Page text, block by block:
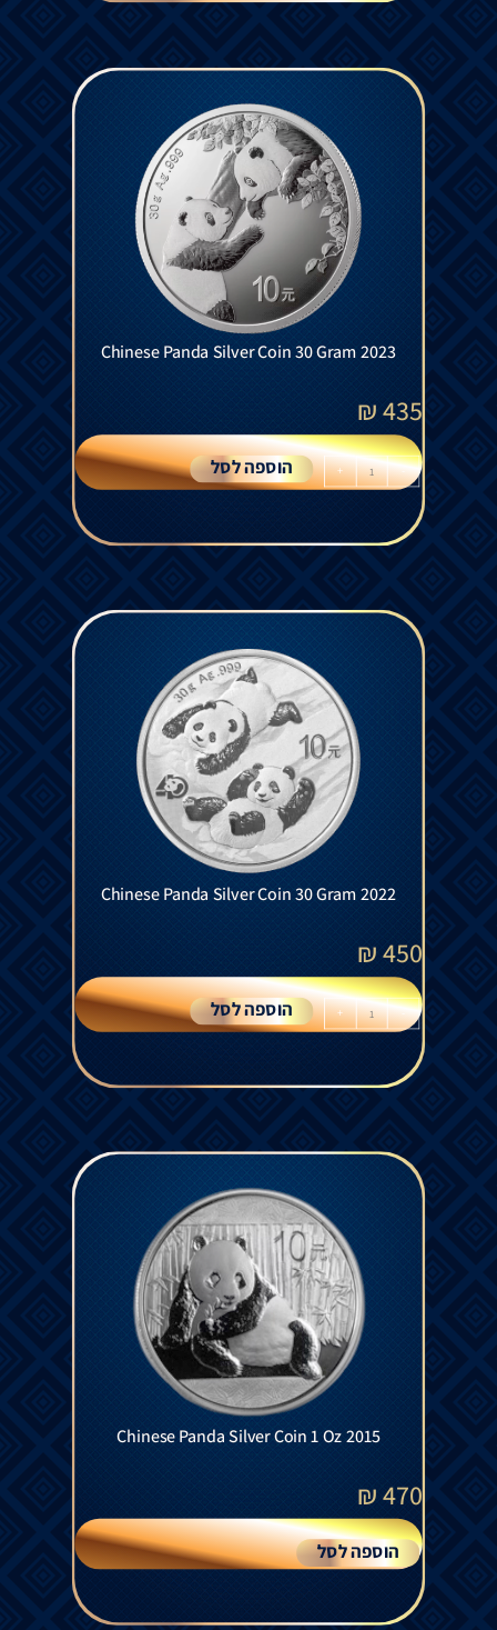
Chinese Panda Silver Coin 30 Gram 2023
435
₪
-
+ הוספה לסל
Chinese Panda Silver Coin 30 Gram 2022
450
₪
-
+ הוספה לסל
Chinese Panda Silver Coin 1 Oz 2015
470
₪
הוספה לסל